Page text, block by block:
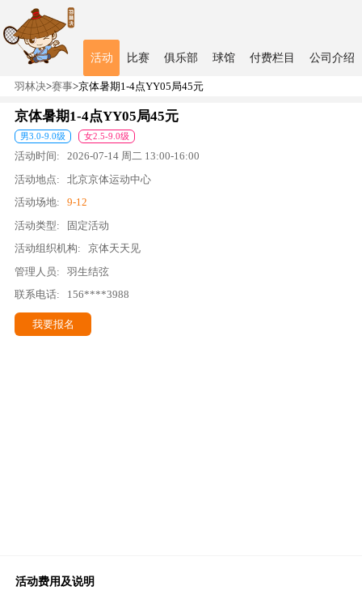
活动 比赛 俱乐部 球馆 付费栏目 公司介绍
羽林决>赛事>京体暑期1-4点YY05局45元
京体暑期1-4点YY05局45元
男3.0-9.0级 女2.5-9.0级
活动时间: 2026-07-14 周二 13:00-16:00
活动地点:
北京京体运动中心
活动场地:
9-12
活动类型:
固定活动
活动组织机构:
京体天天见
管理人员:
羽生结弦
联系电话:
156****3988
我要报名
活动费用及说明